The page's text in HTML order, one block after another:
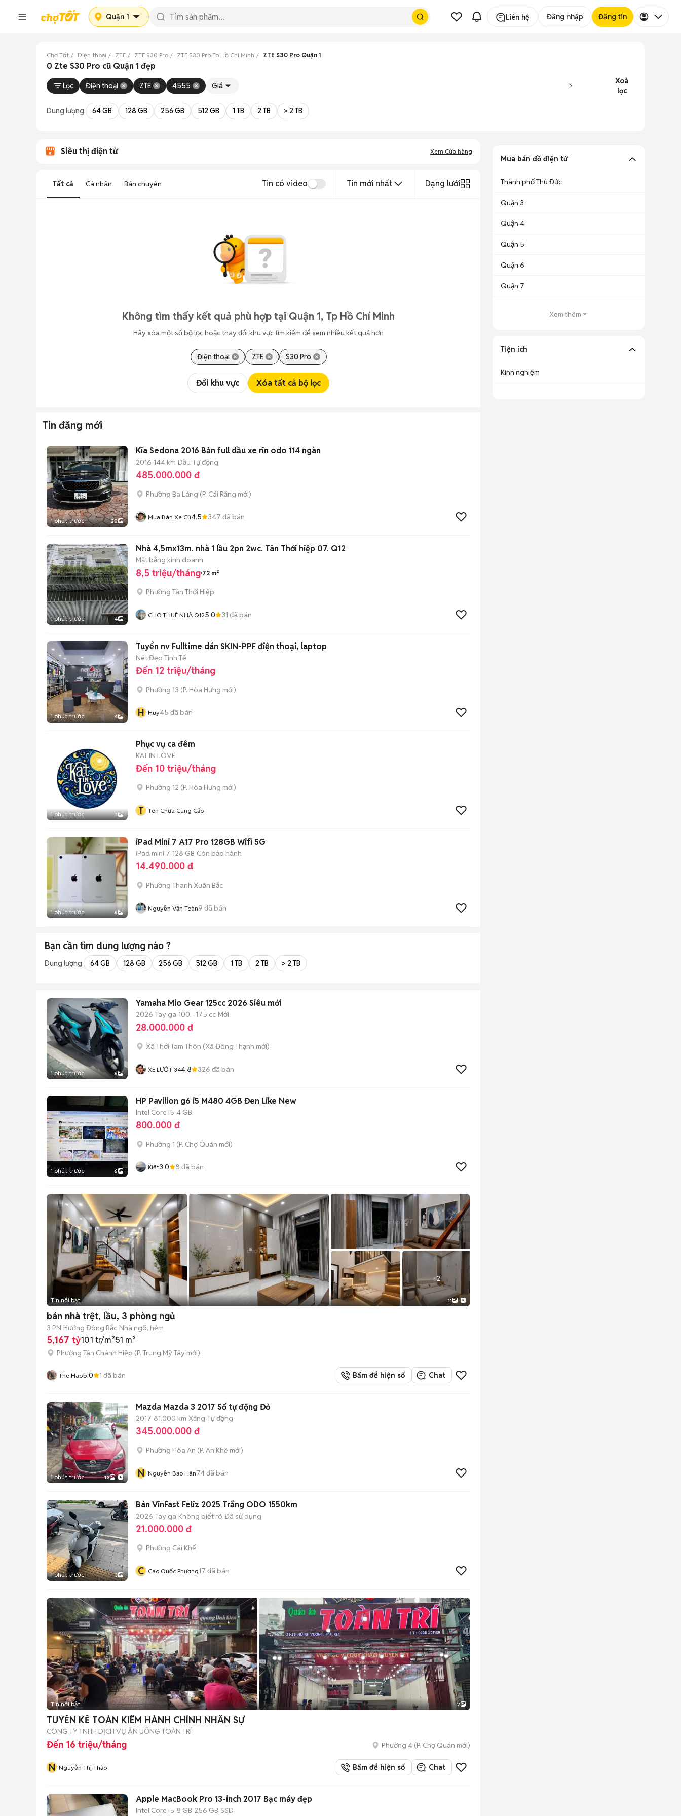
Quận 1 Liên hệ Đăng nhập Đăng tin
Chợ Tốt Điện thoại ZTE ZTE S30 Pro ZTE S30 Pro Tp Hồ Chí Minh ZTE S30 Pro Quận 1
0 Zte S30 Pro cũ Quận 1 đẹp
Lọc Điện thoại ZTE 4555 Giá
Xoá
lọc
Dung lượng: 64 GB 128 GB 256 GB 512 GB 1 TB 2 TB > 2 TB
Siêu thị điện tử Xem Cửa hàng
Tất cả Cá nhân Bán chuyên Tin có video Tin mới nhất Dạng lưới
Không tìm thấy kết quả phù hợp tại Quận 1, Tp Hồ Chí Minh
Hãy xóa một số bộ lọc hoặc thay đổi khu vực tìm kiếm để xem nhiều kết quả hơn
Điện thoại ZTE S30 Pro
Đổi khu vực Xóa tất cả bộ lọc
Tin đăng mới
1 phút trước 20
Kia Sedona 2016 Bản full dầu xe rin odo 114 ngàn
2016 144 km Dầu Tự động
485.000.000 đ
Phường Ba Láng (P. Cái Răng mới)
Mua Bán Xe Cũ4.5 347 đã bán
1 phút trước 4
Nhà 4,5mx13m. nhà 1 lầu 2pn 2wc. Tân Thới hiệp 07. Q12
Mặt bằng kinh doanh
8,5 triệu/tháng 72 m²
Phường Tân Thới Hiệp
CHO THUÊ NHÀ Q125.0 31 đã bán
1 phút trước 4
Tuyển nv Fulltime dán SKIN-PPF điện thoại, laptop
Nét Đẹp Tinh Tế
Đến 12 triệu/tháng
Phường 13 (P. Hòa Hưng mới)
H Huy45 đã bán
1 phút trước 1
Phục vụ ca đêm
KAT IN LOVE
Đến 10 triệu/tháng
Phường 12 (P. Hòa Hưng mới)
T Tên Chưa Cung Cấp
1 phút trước 6
iPad Mini 7 A17 Pro 128GB Wifi 5G
iPad mini 7 128 GB Còn bảo hành
14.490.000 đ
Phường Thanh Xuân Bắc
Nguyễn Văn Toàn9 đã bán
Bạn cần tìm dung lượng nào ?
Dung lượng: 64 GB 128 GB 256 GB 512 GB 1 TB 2 TB > 2 TB
1 phút trước 6
Yamaha Mio Gear 125cc 2026 Siêu mới
2026 Tay ga 100 - 175 cc Mới
28.000.000 đ
Xã Thới Tam Thôn (Xã Đông Thạnh mới)
XE LƯỚT 344.8 326 đã bán
1 phút trước 6
HP Pavilion g6 i5 M480 4GB Đen Like New
Intel Core i5 4 GB
800.000 đ
Phường 1 (P. Chợ Quán mới)
Kiệt3.0 8 đã bán
+2
Tin nổi bật 11
bán nhà trệt, lầu, 3 phòng ngủ
3 PN Hướng Đông Bắc Nhà ngõ, hẻm
5,167 tỷ101 tr/m²51 m²
Phường Tân Chánh Hiệp (P. Trung Mỹ Tây mới)
The Hao5.0 1 đã bán Bấm để hiện số Chat
1 phút trước 13
Mazda Mazda 3 2017 Số tự động Đỏ
2017 81.000 km Xăng Tự động
345.000.000 đ
Phường Hòa An (P. An Khê mới)
N Nguyễn Bảo Hân74đã bán
1 phút trước 3
Bán VinFast Feliz 2025 Trắng ODO 1550km
2026 Tay ga Không biết rõ Đã sử dụng
21.000.000 đ
Phường Cái Khế
C Cao Quốc Phương17 đã bán
Tin nổi bật 2
TUYỂN KẾ TOÁN KIÊM HÀNH CHÍNH NHÂN SỰ
CÔNG TY TNHH DỊCH VỤ ĂN UỐNG TOÀN TRÍ
Đến 16 triệu/tháng Phường 4 (P. Chợ Quán mới)
N Nguyễn Thị Thảo Bấm để hiện số Chat
Apple MacBook Pro 13-inch 2017 Bạc máy đẹp
Intel Core i5 8 GB 256 GB SSD
Mua bán đồ điện tử
Thành phố Thủ Đức
Quận 3
Quận 4
Quận 5
Quận 6
Quận 7
Xem thêm
Tiện ích
Kinh nghiệm